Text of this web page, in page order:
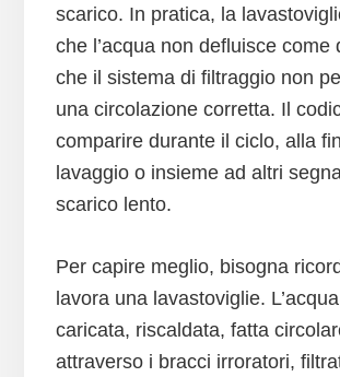
scarico. In pratica, la
che l’acqua non defluisce come
che il sistema di filtraggio non
una circolazione corretta. Il
comparire durante il ciclo, alla
lavaggio o insieme ad altri
scarico lento.
Per capire meglio, bisogna
lavora una lavastoviglie.
caricata, riscaldata, fatta
attraverso i bracci irroratori,